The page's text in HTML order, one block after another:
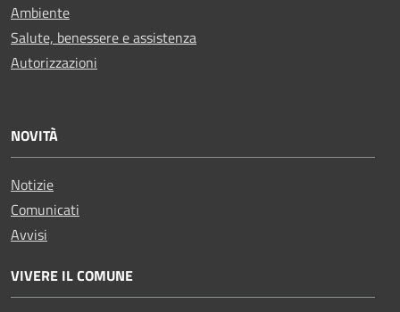
Ambiente
Salute, benessere e assistenza
Autorizzazioni
NOVITÀ
Notizie
Comunicati
Avvisi
VIVERE IL COMUNE